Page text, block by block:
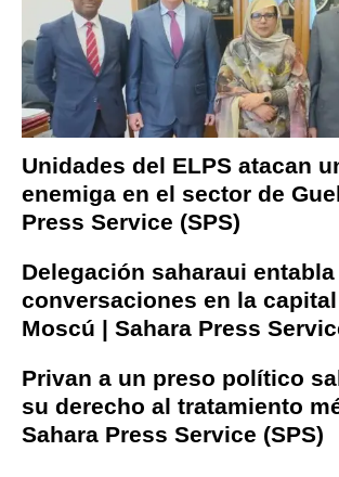
Unidades del ELPS atacan
enemiga en el sector de
Press Service (SPS)
Delegación saharaui entabla
conversaciones en la
Moscú | Sahara Press
Privan a un preso político
su derecho al tratamiento
Sahara Press Service (SPS)